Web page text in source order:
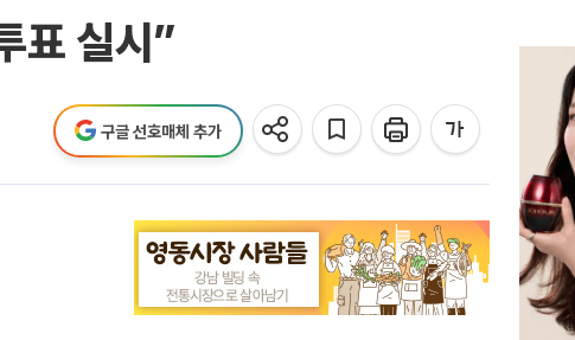
표 실시”
구글 선호매체 추가